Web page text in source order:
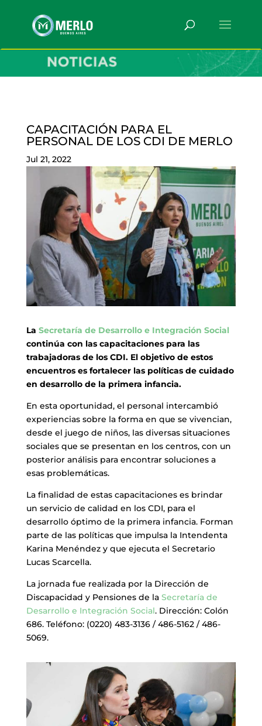
CAPACITACIÓN PARA EL
PERSONAL DE LOS CDI DE MERLO
Jul 21, 2022
La Secretaría de Desarrollo e Integración Social
continúa con las capacitaciones para las
trabajadoras de los CDI. El objetivo de estos
encuentros es fortalecer las políticas de cuidado
en desarrollo de la primera infancia.
En esta oportunidad, el personal intercambió
experiencias sobre la forma en que se vivencian,
desde el juego de niños, las diversas situaciones
sociales que se presentan en los centros, con un
posterior análisis para encontrar soluciones a
esas problemáticas.
La finalidad de estas capacitaciones es brindar
un servicio de calidad en los CDI, para el
desarrollo óptimo de la primera infancia. Forman
parte de las políticas que impulsa la Intendenta
Karina Menéndez y que ejecuta el Secretario
Lucas Scarcella.
La jornada fue realizada por la Dirección de
Discapacidad y Pensiones de la Secretaría de
Desarrollo e Integración Social. Dirección: Colón
686. Teléfono: (0220) 483-3136 / 486-5162 / 486-
5069.